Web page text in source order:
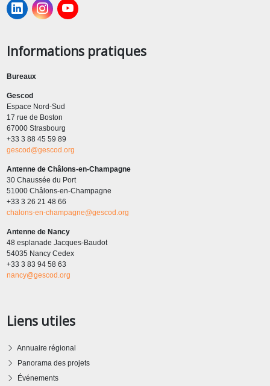
Informations pratiques
Bureaux
Gescod
Espace Nord-Sud
17 rue de Boston
67000 Strasbourg
+33 3 88 45 59 89
gescod@gescod.org
Antenne de Châlons-en-Champagne
30 Chaussée du Port
51000 Châlons-en-Champagne
+33 3 26 21 48 66
chalons-en-champagne@gescod.org
Antenne de Nancy
48 esplanade Jacques-Baudot
54035 Nancy Cedex
+33 3 83 94 58 63
nancy@gescod.org
Liens utiles
Annuaire régional
Panorama des projets
Événements